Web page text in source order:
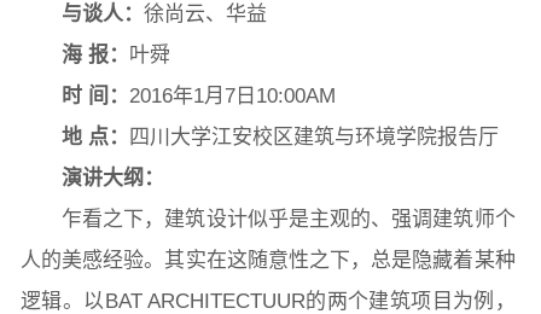
教学科研岗 行政管理岗 教学思政岗 实验教辅岗
本科教育 研究生教育 继续教育
与谈人 ： 徐尚云、华益
海 报： 叶舜
时 间 ： 2016年1月7日10:00AM
地 点 ：
四川大学江安校区建筑与环境学院报告厅
演讲大纲：
乍看之下，建筑设计似乎是主观的、强调建筑师个
人的美感经验。其实在这随意性之下，总是隐藏着某种
逻辑。以BAT ARCHITECTUUR的两个建筑项目为例，